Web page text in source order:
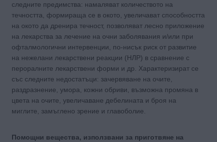
следните предимства: намаляват количеството на
течността, формираща се в окото, увеличават способността
на окото да дренира течност, позволяват лесно приложение
на лекарства за лечение на очни заболявания и/или при
офталмологични интервенции, по-нисък риск от развитие
на нежелани лекарствени реакции (НЛР) в сравнение с
пероралните лекарствени форми и др. Характеризират се
със следните недостатъци: зачервяване на очите,
раздразнение, умора, кожни обриви, възможна промяна в
цвета на очите, увеличаване дебелината и броя на
миглите, замъглено зрение и главоболие.
Помощни вещества, използвани за приготвяне на